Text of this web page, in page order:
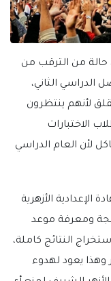
الصف الثالث الاعدادي الازهري 2023، حالة من الترقب من
الدراسي الثاني،
لأنهم ينتظرون
الاختبارات
لأن العام الدراسي
الإعدادية الأزهرية
ومعرفة موعد
النتائج كاملة،
يعود لهدوء